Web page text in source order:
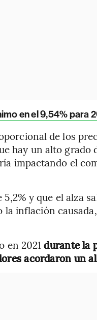
en el 9,54% para
de los
hay un alto grado
impactando el
y que el alza
inflación
en 2021durante la
acordaron un